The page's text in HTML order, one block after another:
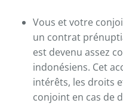
Vous et votre
un contrat
est devenu assez
indonésiens. Cet
intérêts, les droits
conjoint en cas de